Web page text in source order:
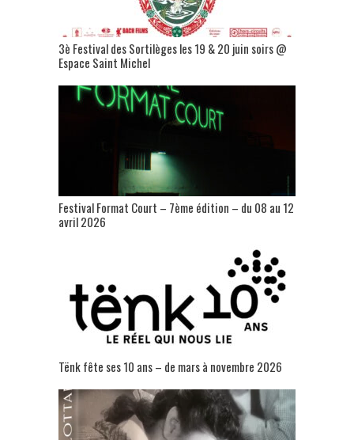
3è Festival des Sortilèges les 19 & 20 juin soirs @
Espace Saint Michel
Festival Format Court – 7ème édition – du 08 au 12
avril 2026
Tënk fête ses 10 ans – de mars à novembre 2026